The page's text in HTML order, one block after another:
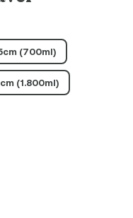
(700ml)
(1.800ml)